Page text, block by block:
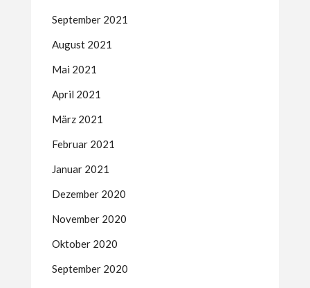
September 2021
August 2021
Mai 2021
April 2021
März 2021
Februar 2021
Januar 2021
Dezember 2020
November 2020
Oktober 2020
September 2020